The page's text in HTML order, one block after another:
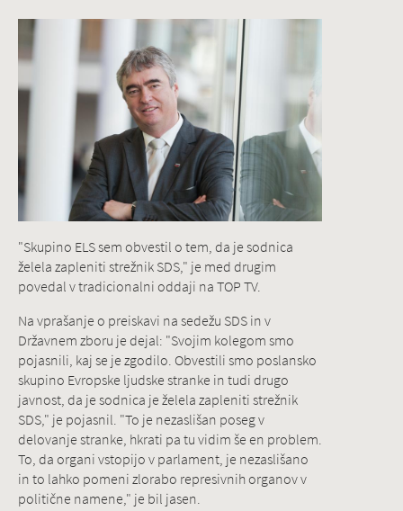
"Skupino ELS sem obvestil o tem, da je sodnica
želela zapleniti strežnik SDS," je med drugim
povedal v tradicionalni oddaji na TOP TV.
Na vprašanje o preiskavi na sedežu SDS in v
Državnem zboru je dejal: "Svojim kolegom smo
pojasnili, kaj se je zgodilo. Obvestili smo poslansko
skupino Evropske ljudske stranke in tudi drugo
javnost, da je sodnica je želela zapleniti strežnik
SDS," je pojasnil. "To je nezaslišan poseg v
delovanje stranke, hkrati pa tu vidim še en problem.
To, da organi vstopijo v parlament, je nezaslišano
in to lahko pomeni zlorabo represivnih organov v
politične namene," je bil jasen.